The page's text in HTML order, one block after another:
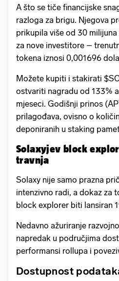
A što se tiče financijske
razloga za brigu. Njegova
prikupila više od 30
za nove investitore –
tokena iznosi 0,001696
Možete kupiti i stakirati
ostvariti nagradu od 133%
mjeseci. Godišnji prinos
prilagođava, ovisno o
deponiranih u staking
Solaxyjev block
travnja
Solaxy nije samo prazna
intenzivno radi, a dokaz za
block explorer biti lansiran
Nedavno ažuriranje
napredak u područjima
performansi rollupa i
Dostupnost